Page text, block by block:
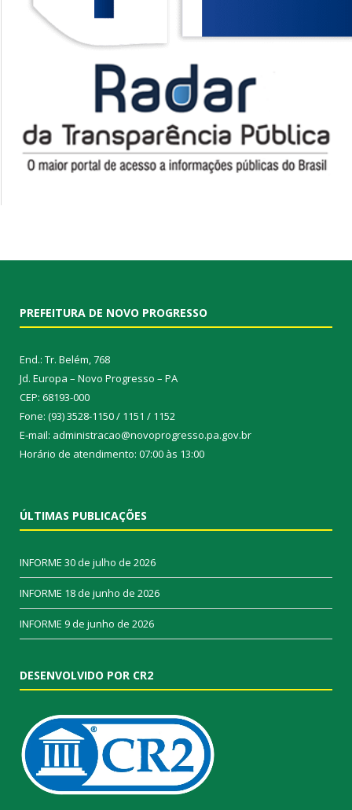
PREFEITURA DE NOVO PROGRESSO
End.: Tr. Belém, 768
Jd. Europa – Novo Progresso – PA
CEP: 68193-000
Fone: (93) 3528-1150 / 1151 / 1152
E-mail: administracao@novoprogresso.pa.gov.br
Horário de atendimento: 07:00 às 13:00
ÚLTIMAS PUBLICAÇÕES
INFORME 30 de julho de 2026
INFORME 18 de junho de 2026
INFORME 9 de junho de 2026
DESENVOLVIDO POR CR2